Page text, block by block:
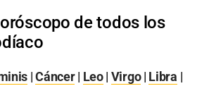
de todos los
|Cáncer| Leo| Virgo| Libra |